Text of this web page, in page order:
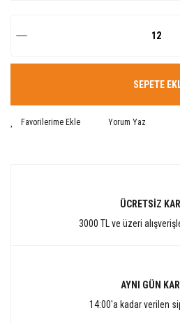
SEPETE
Yorum Yaz
ÜCRETSİZ
3000 TL ve üzeri
AYNI GÜN
14:00'a kadar verilen